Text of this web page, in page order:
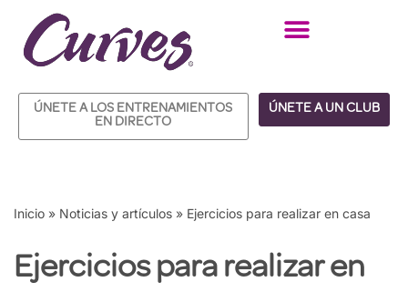
Saltar
contenido
ÚNETE A LOS ENTRENAMIENTOS
EN DIRECTO
ÚNETE A UN CLUB
Inicio » Noticias y artículos » Ejercicios para realizar en casa
Ejercicios para realizar en